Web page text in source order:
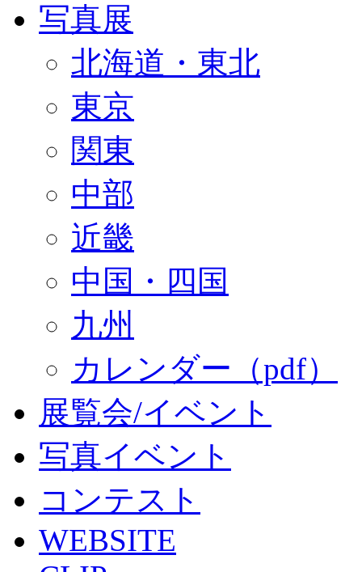
写真展
北海道・東北
東京
関東
中部
近畿
中国・四国
九州
カレンダー（pdf）
展覧会/イベント
写真イベント
コンテスト
WEBSITE